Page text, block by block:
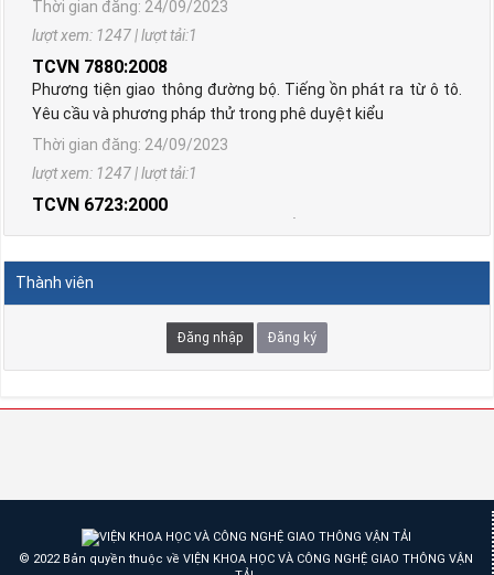
lượt xem: 1247 | lượt tải:1
TCVN 7880:2008
Phương tiện giao thông đường bộ. Tiếng ồn phát ra từ ô tô.
Yêu cầu và phương pháp thử trong phê duyệt kiểu
Thời gian đăng: 24/09/2023
lượt xem: 1247 | lượt tải:1
TCVN 6723:2000
Phương tiện giao thông đường bộ. Ô tô khách cỡ nhỏ. Yêu
cầu về cấu tạo trong công nhận kiểu.
Thời gian đăng: 10/08/2026
lượt xem: 1299 | lượt tải:2
TCVN 6724:20001
Phương tiện giao thông đường bộ. Ô tô khách cỡ lớn. Yêu
cầu về cấu tạo chung trong công nhận kiểu
trong phê duyệt kiểu
Thời gian đăng: 10/08/2026
Thành viên
Đăng nhập Đăng ký
© 2022 Bản quyền thuộc về VIỆN KHOA HỌC VÀ CÔNG NGHỆ GIAO THÔNG VẬN